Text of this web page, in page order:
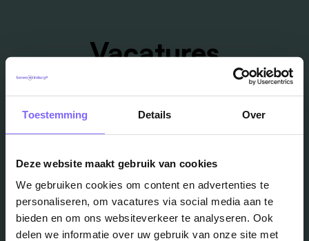
Toestemming Details Over
Deze website maakt gebruik van cookies
We gebruiken cookies om content en advertenties te
personaliseren, om vacatures via social media aan te
bieden en om ons websiteverkeer te analyseren. Ook
delen we informatie over uw gebruik van onze site met
Vacatures
in je mailbox?